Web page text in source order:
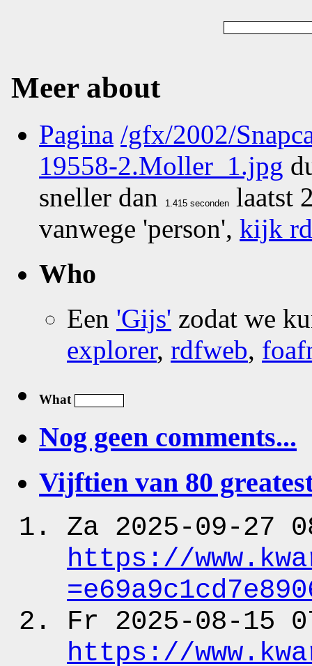
Meer about
Pagina /gfx/2002/
19558-2.Moller_1.jpg
sneller dan
laatst
vanwege 'person', kijk
Who
Een 'Gijs' zodat we
explorer, rdfweb,
What
Nog geen comments...
Vijftien van 80
Za 2025-09-27
https://
Fr 2025-08-15
https://